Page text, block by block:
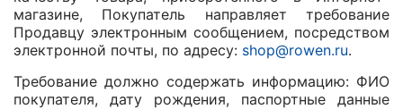
магазине, Покупатель направляет требование
Продавцу электронным сообщением, посредством
электронной почты, по адресу: shop@rowen.ru.
Требование должно содержать информацию: ФИО
покупателя, дату рождения, паспортные данные